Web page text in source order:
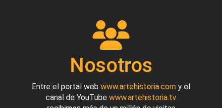
Nosotros
Entre el portal web www.artehistoria.com y el
canal de YouTube www.artehistoria.tv